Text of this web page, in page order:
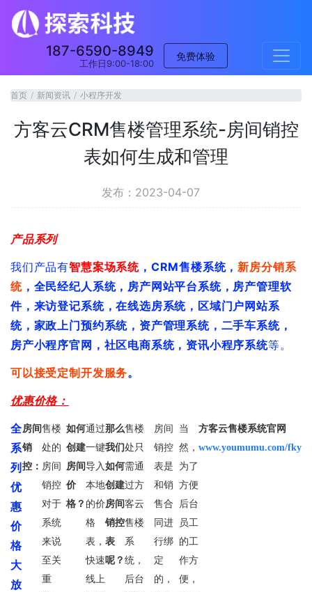
187-6590-8949
工作日9:00-18:00
免费体验
首页 新闻资讯 小程序开发
方客云CRM售楼管理系统-房间销控
表如何生成和管理
发布：2023-04-07
产品系列
我们产品有智慧案场系统， CRM售楼系统，新房分销系
统， 全民经纪人系统， 房产 网站平台系统， 房产管理软
件， 来访登记系统，在线选房系统 ， 区域门户 网站系
统， 家政上门预约系统 ， 资产管理系统， 二手车系统，
房产小程序官 网 ， 社区电商系统， 资讯小程序系统等。
可以接受定制 开发服务。
优惠价格：
全
系
列
优
惠
价
格
大
放
房间
销
控：
售楼
处的
房间
销控
对于
系统
来说
至关
重
如何
创建
房间
价
格？
通过
一键
导入
本地
的价
格
表，
快速
线上
那么
我们
如何
创建
房间
销控
表
呢？
售楼
处只
需通
过方
客云
售楼
系
统，
后台
房间
销控
表是
和销
售合
同进
行绑
定
的，
当
然，
为了
方便
后台
员工
的工
作方
便，
方客云售楼系统官网
www.youmumu.com/fky